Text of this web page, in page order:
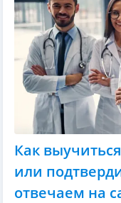
Как
или
отвечаем на